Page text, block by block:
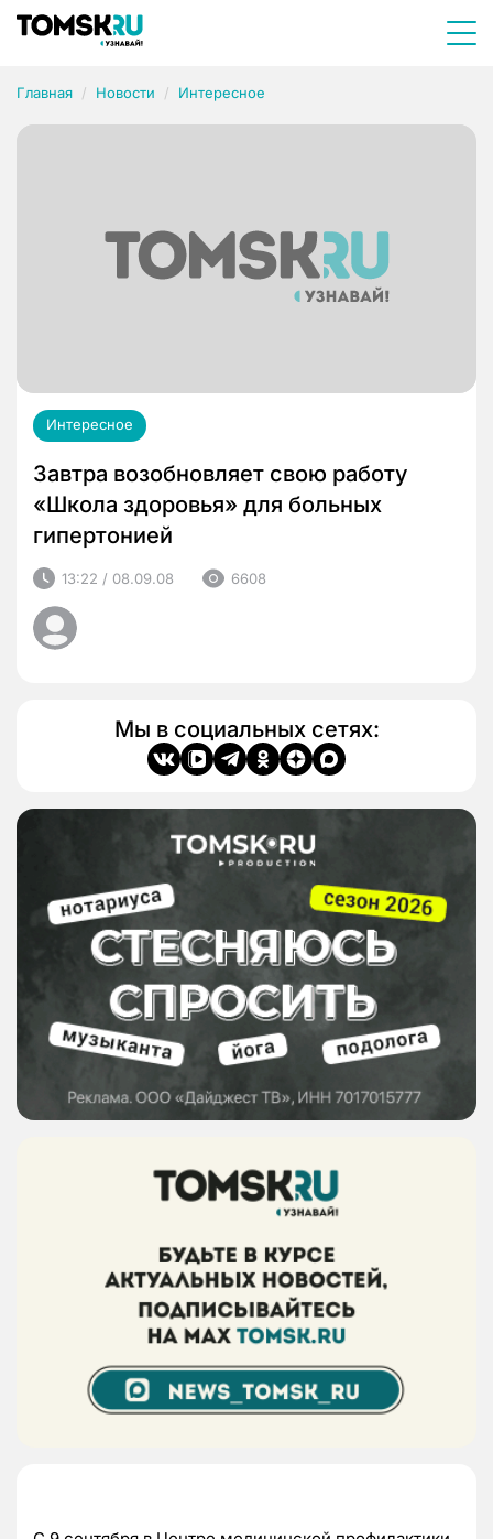
Главная Новости Интересное
Интересное
Завтра возобновляет свою работу
«Школа здоровья» для больных
гипертонией
13:22 / 08.09.08 6608
Мы в социальных сетях: